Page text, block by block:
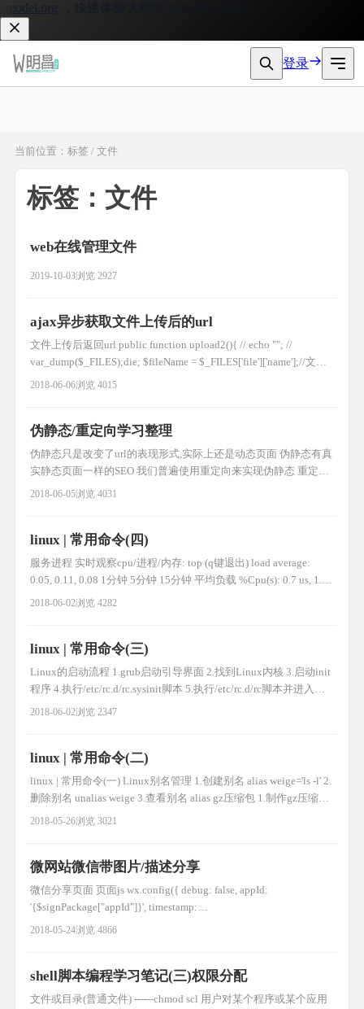
，快速体验大模型 API 接入服务。
登录
当前位置：标签 / 文件
标签：文件
web在线管理文件
2019-10-03浏览 2927
ajax异步获取文件上传后的url
文件上传后返回url public function upload2(){ // echo ""; //
var_dump($_FILES);die; $fileName = $_FILES['file']['name'];//文件
名 $tmpName = $_FILES['file']['tmp_name'];//临时存放的目录
2018-06-06浏览 4015
伪静态/重定向学习整理
伪静态只是改变了url的表现形式,实际上还是动态页面 伪静态有真
实静态页面一样的SEO 我们普遍使用重定向来实现伪静态 重定向
http协议中的3XX(主要有302/303) 例: 1.修改apache配置文件
2018-06-05浏览 4031
linux | 常用命令(四)
服务进程 实时观察cpu/进程/内存: top (q键退出) load average:
0.05, 0.11, 0.08 1分钟 5分钟 15分钟 平均负载 %Cpu(s): 0.7 us, 1.4
sy, 0.0 ni, 97.8 id, 0.0 wa, 0.0 hi, 0.0 si, 0.0 st 空闲率97.8 id 越大越
2018-06-02浏览 4282
linux | 常用命令(三)
Linux的启动流程 1.grub启动引导界面 2.找到Linux内核 3.启动init
程序 4.执行/etc/rc.d/rc.sysinit脚本 5.执行/etc/rc.d/rc脚本并进入第
三级别 6.启动以s开头的标记文件 7.启动/etc/rc.d/rc.local 8.进入登
2018-06-02浏览 2347
linux | 常用命令(二)
linux | 常用命令(一) Linux别名管理 1.创建别名 alias weige='ls -l' 2.
删除别名 unalias weige 3.查看别名 alias gz压缩包 1.制作gz压缩包
tar czf file.tar.gz file1 file2 2.gz压缩包解压 tar xzf file.tar.gz 3.查看
2018-05-26浏览 3021
微网站微信带图片/描述分享
微信分享页面 页面js wx.config({ debug: false, appId:
'{$signPackage["appId"]}', timestamp:
'{$signPackage["timestamp"]}', nonceStr:
2018-05-24浏览 4866
shell脚本编程学习笔记(三)权限分配
文件或目录(普通文件) ------chmod scl 用户对某个程序或某个应用